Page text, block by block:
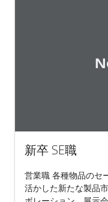
新卒 SE職
営業職 各種物品のセ
活かした新たな製品